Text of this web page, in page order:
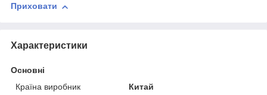
Приховати
Характеристики
Основні
Країна виробник
Китай